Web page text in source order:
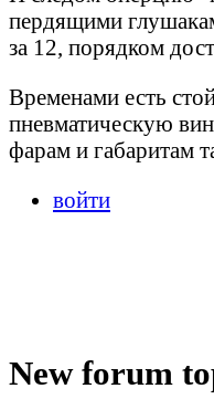
пердящими
за 12, порядком
Временами есть
пневматическую
фарам и габаритам
войти
New forum